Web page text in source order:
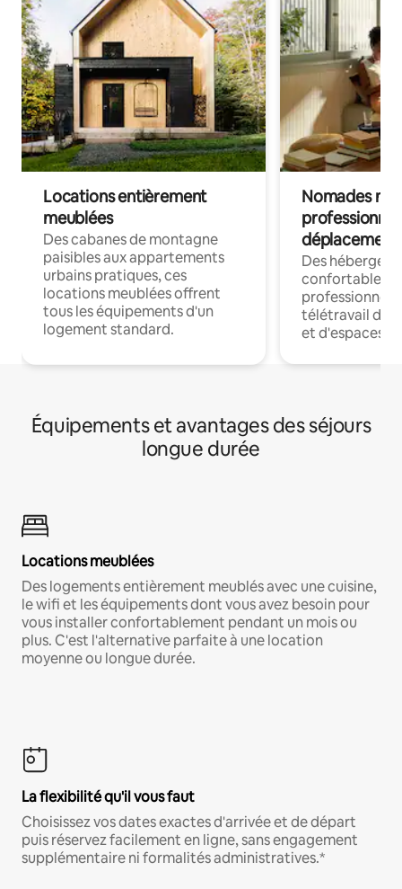
Locations entièrement
meublées
Des cabanes de montagne
paisibles aux appartements
urbains pratiques, ces
locations meublées offrent
tous les équipements d'un
logement standard.
Nomades
déplacement
Des
confortables
professionnels
télétravail
et d'espaces
Équipements et avantages des séjours
longue durée
Locations meublées
Des logements entièrement meublés avec une cuisine,
le wifi et les équipements dont vous avez besoin pour
vous installer confortablement pendant un mois ou
plus. C'est l'alternative parfaite à une location
moyenne ou longue durée.
La flexibilité qu'il vous faut
Choisissez vos dates exactes d'arrivée et de départ
puis réservez facilement en ligne, sans engagement
supplémentaire ni formalités administratives.*